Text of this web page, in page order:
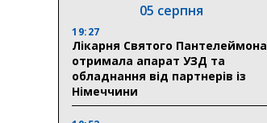
05 серпня
19:27
Лікарня Святого Пантелеймона
отримала апарат УЗД та
обладнання від партнерів із
Німеччини